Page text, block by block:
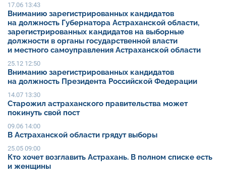
17.06 13:43
Вниманию зарегистрированных кандидатов
на должность Губернатора Астраханской области,
зарегистрированных кандидатов на выборные
должности в органы государственной власти
и местного самоуправления Астраханской области
25.12 12:50
Вниманию зарегистрированных кандидатов
на должность Президента Российской Федерации
14.07 13:30
Старожил астраханского правительства может
покинуть свой пост
09.06 14:00
В Астраханской области грядут выборы
25.05 09:00
Кто хочет возглавить Астрахань. В полном списке есть
и женщины